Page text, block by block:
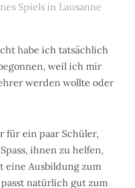
Spiels in Lausanne
habe ich tatsächlich
weil ich mir
werden wollte oder
für ein paar Schüler,
ihnen zu helfen,
eine Ausbildung zum
natürlich gut zum